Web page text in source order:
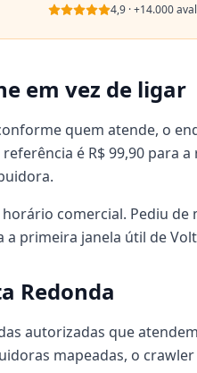
4,9 ·+14.000
em vez de ligar
quem atende, o
é R$ 99,90 para
comercial. Pediu
primeira janela útil de
Redonda
autorizadas que
mapeadas, o